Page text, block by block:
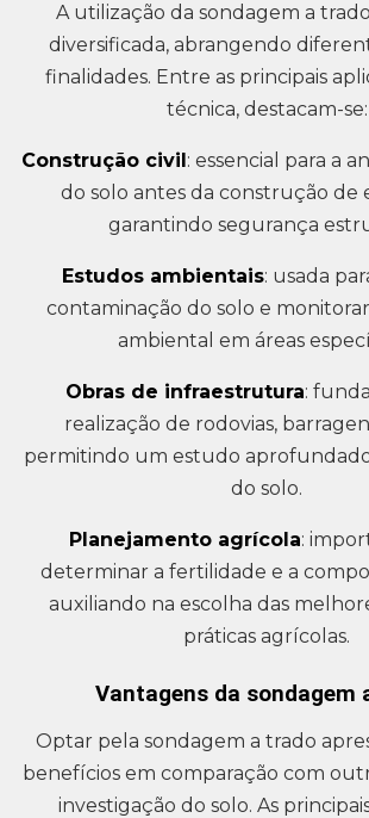
A utilização da sondagem a
diversificada, abrangendo
finalidades. Entre as principais
técnica, destacam-se:
Construção civil: essencial para a
do solo antes da construção de
garantindo segurança
Estudos ambientais: usada
contaminação do solo e
ambiental em áreas
Obras de infraestrutura:
realização de rodovias,
permitindo um estudo
do solo.
Planejamento agrícola:
determinar a fertilidade e a
auxiliando na escolha das
práticas agrícolas.
Vantagens da sondagem
Optar pela sondagem a trado
benefícios em comparação com
investigação do solo. As